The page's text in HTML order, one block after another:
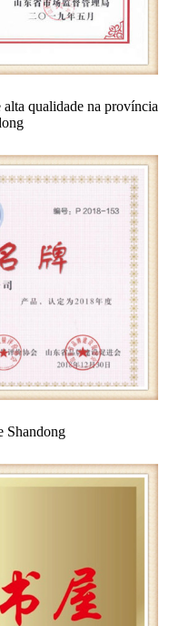
alta qualidade na província
Shandong